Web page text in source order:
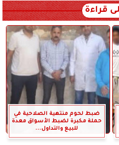
قراءة
ضبط لحوم منتهية الصلاحية في
حملة مكبرة لضبط الأسواق معدة
للبيع والتداول...